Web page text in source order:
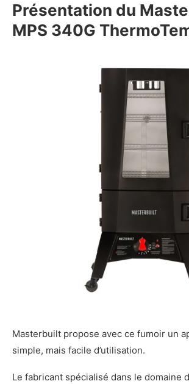
Présentation du
MPS 340G
Masterbuilt propose avec ce fumoir un
simple, mais facile d’utilisation.
Le fabricant spécialisé dans le domaine